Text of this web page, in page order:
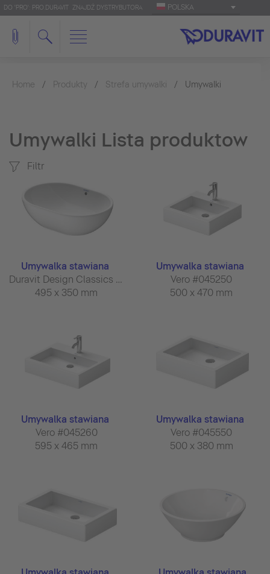
DO 'PRO': PRO.DURAVIT ZNAJDŹ DYSTRYBUTORA POLSKA
Home Produkty Strefa umywalki Umywalki
Umywalki Lista produktow
Filtr
Umywalka stawiana
Duravit Design Classics #033550
495 x 350 mm
Umywalka stawiana
Vero #045250
500 x 470 mm
Umywalka stawiana
Vero #045260
595 x 465 mm
Umywalka stawiana
Vero #045550
500 x 380 mm